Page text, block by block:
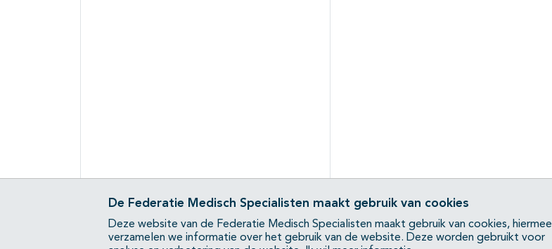
De Federatie Medisch Specialisten maakt gebruik van cookies
Deze website van de Federatie Medisch Specialisten maakt gebruik van cookies, hiermee
verzamelen we informatie over het gebruik van de website. Deze worden gebruikt voor